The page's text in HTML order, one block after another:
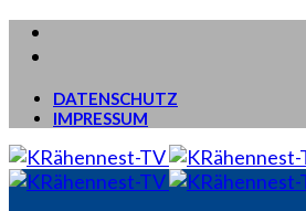
DATENSCHUTZ
IMPRESSUM